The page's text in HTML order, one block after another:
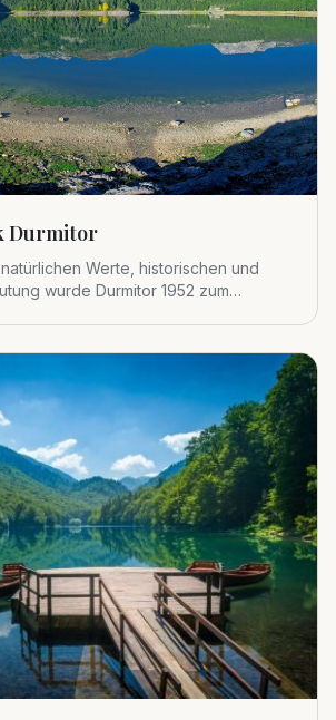
Durmitor
Werte, historischen und
wurde Durmitor 1952 zum